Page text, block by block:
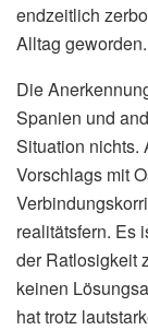
endzeitlich
Alltag geworden.
Die
Spanien und
Situation nichts.
Vorschlags mit
realitätsfern. Es
der Ratlosigkeit
keinen
hat trotz